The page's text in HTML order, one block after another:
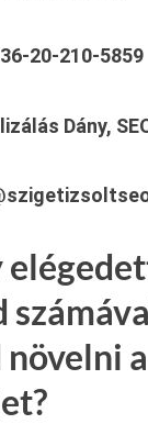
20-210-5859
Dány,
a